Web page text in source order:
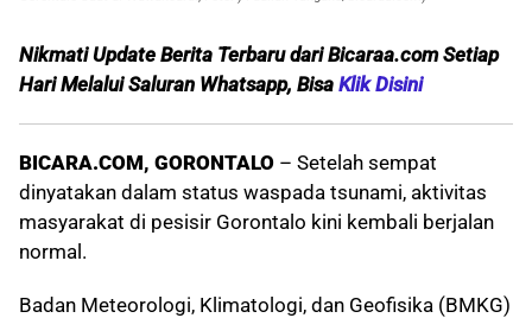
Nikmati Update Berita Terbaru dari Bicaraa.com Setiap
Hari Melalui Saluran Whatsapp, Bisa Klik Disini
BICARA.COM, GORONTALO – Setelah sempat
dinyatakan dalam status waspada tsunami, aktivitas
masyarakat di pesisir Gorontalo kini kembali berjalan
normal.
Badan Meteorologi, Klimatologi, dan Geofisika (BMKG)